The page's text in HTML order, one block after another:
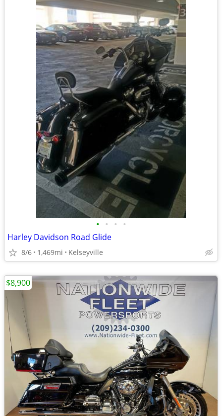
• • • •
Harley Davidson Road Glide
8/6 1,469mi Kelseyville
$8,900